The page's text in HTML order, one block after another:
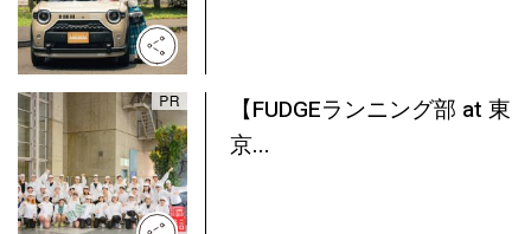
【FUDGEランニング部 at 東
京...